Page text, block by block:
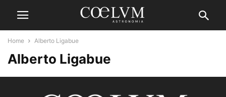
Home Alberto Ligabue
Alberto Ligabue